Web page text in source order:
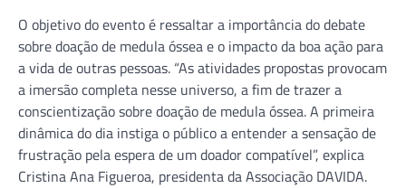
O objetivo do evento é ressaltar a importância do debate
sobre doação de medula óssea e o impacto da boa ação para
a vida de outras pessoas. “As atividades propostas provocam
a imersão completa nesse universo, a fim de trazer a
conscientização sobre doação de medula óssea. A primeira
dinâmica do dia instiga o público a entender a sensação de
frustração pela espera de um doador compatível”, explica
Cristina Ana Figueroa, presidenta da Associação DAVIDA.